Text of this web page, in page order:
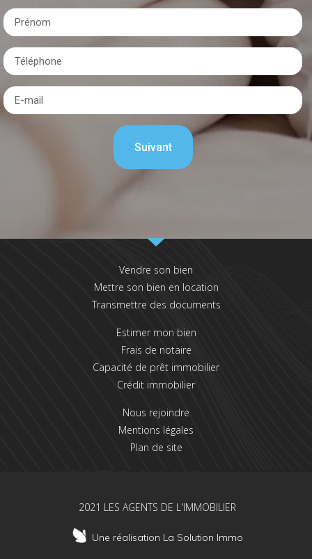
Vendre son bien
Mettre son bien en location
Transmettre des documents
Estimer mon bien
Frais de notaire
Capacité de prêt immobilier
Crédit immobilier
Nous rejoindre
Mentions légales
Plan de site
2021 LES AGENTS DE L'IMMOBILIER
Une réalisation La Solution Immo